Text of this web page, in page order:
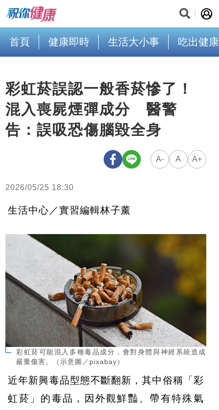
首頁 健康即時 生活大小事 吃出健康
彩虹菸誤認一般香菸慘了！
混入喪屍煙彈成分 醫警
告：誤吸恐傷腦毀全身
A- A A+
2026/05/25 18:30
生活中心／實習編輯林子薰
彩虹菸可能混入多種毒品成分，會對身體與神經系統造成
嚴重傷害。（示意圖／pixabay）
近年新興毒品型態不斷翻新，其中俗稱「彩
虹菸」的毒品，因外觀鮮豔、帶有特殊氣